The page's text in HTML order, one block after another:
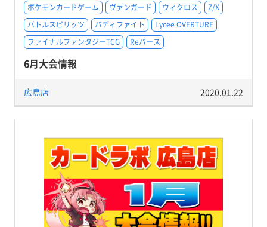
ポケモンカードゲーム
ヴァンガード ウィクロス
Z/X
バトルスピリッツ
バディファイト
Lycee OVERTURE
ファイナルファンタジーTCG
Reバース
6月大会情報
広島店 2020.01.22